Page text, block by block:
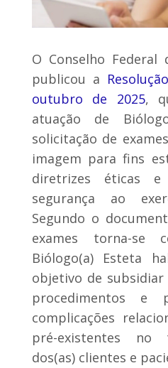
O Conselho Federal
publicou a
outubro de 2025,
atuação de
solicitação de
imagem para fins
diretrizes éticas e
segurança ao
Segundo o
exames torna-se
Biólogo(a) Esteta
objetivo de
procedimentos e
complicações
pré-existentes no
dos(as) clientes e